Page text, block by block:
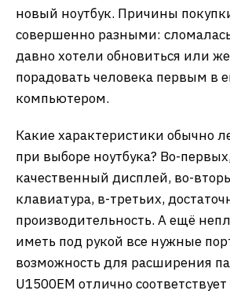
новый ноутбук. Причины
совершенно разными:
давно хотели обновиться или
порадовать человека первым в
компьютером.
Какие характеристики обычно
при выборе ноутбука? Во-
качественный дисплей, во-
клавиатура, в-третьих,
производительность. А ещё
иметь под рукой все нужные
возможность для расширения
U1500EM отлично